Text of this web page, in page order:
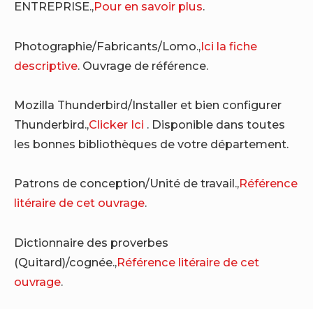
ENTREPRISE.,Pour en savoir plus.
Photographie/Fabricants/Lomo.,Ici la fiche
descriptive. Ouvrage de référence.
Mozilla Thunderbird/Installer et bien configurer
Thunderbird.,Clicker Ici . Disponible dans toutes
les bonnes bibliothèques de votre département.
Patrons de conception/Unité de travail.,Référence
litéraire de cet ouvrage.
Dictionnaire des proverbes
(Quitard)/cognée.,Référence litéraire de cet
ouvrage.